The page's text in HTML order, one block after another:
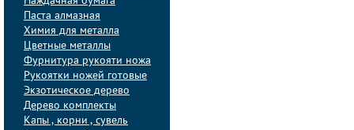
Паста алмазная
Химия для металла
Цветные металлы
Фурнитура рукояти ножа
Рукоятки ножей готовые
Экзотическое дерево
Дерево комплекты
Капы , корни , сувель